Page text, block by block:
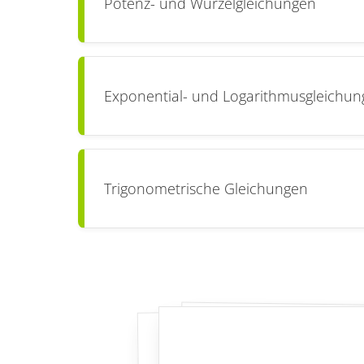
Exponential- und
Trigonometrische Gleichungen